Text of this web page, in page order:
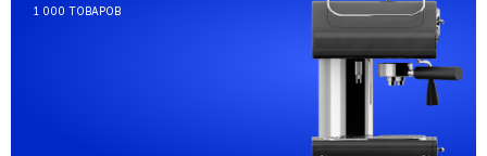
1 000 ТОВАРОВ